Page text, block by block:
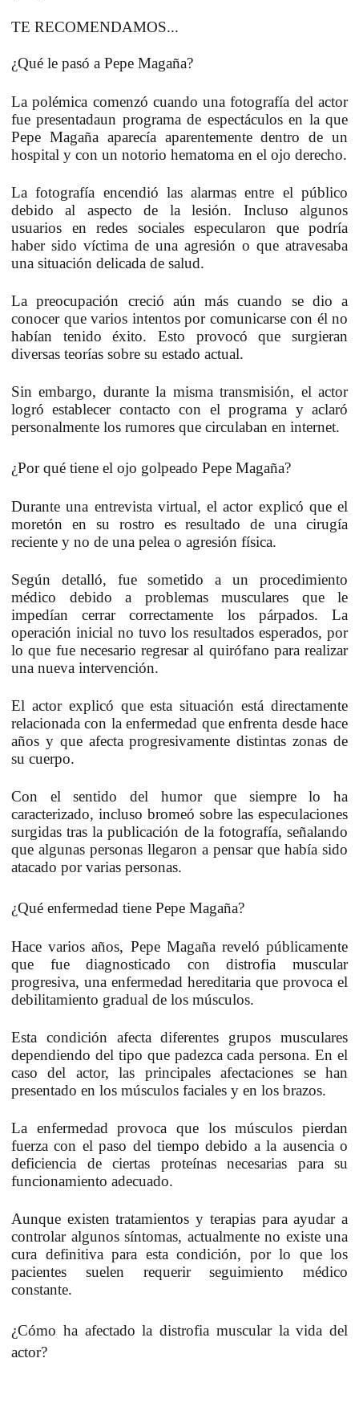
TE RECOMENDAMOS...
¿Qué le pasó a Pepe Magaña?
La polémica comenzó cuando una fotografía del actor
fue presentadaun programa de espectáculos en la que
Pepe Magaña aparecía aparentemente dentro de un
hospital y con un notorio hematoma en el ojo derecho.
La fotografía encendió las alarmas entre el público
debido al aspecto de la lesión. Incluso algunos
usuarios en redes sociales especularon que podría
haber sido víctima de una agresión o que atravesaba
una situación delicada de salud.
La preocupación creció aún más cuando se dio a
conocer que varios intentos por comunicarse con él no
habían tenido éxito. Esto provocó que surgieran
diversas teorías sobre su estado actual.
Sin embargo, durante la misma transmisión, el actor
logró establecer contacto con el programa y aclaró
personalmente los rumores que circulaban en internet.
¿Por qué tiene el ojo golpeado Pepe Magaña?
Durante una entrevista virtual, el actor explicó que el
moretón en su rostro es resultado de una cirugía
reciente y no de una pelea o agresión física.
Según detalló, fue sometido aun procedimiento
médico debido a problemas musculares que le
impedían cerrar correctamente los párpados. La
operación inicial no tuvo los resultados esperados, por
lo que fue necesario regresar al quirófano para realizar
una nueva intervención.
El actor explicó que esta situación está directamente
relacionada con la enfermedad que enfrenta desde hace
años y que afecta progresivamente distintas zonas de
su cuerpo.
Con el sentido del humor que siempre lo ha
caracterizado, incluso bromeó sobre las especulaciones
surgidas tras la publicación de la fotografía, señalando
que algunas personas llegaron a pensar que había sido
atacado por varias personas.
¿Qué enfermedad tiene Pepe Magaña?
Hace varios años, Pepe Magaña reveló públicamente
que fue diagnosticado con distrofia muscular
progresiva, una enfermedad hereditaria que provoca el
debilitamiento gradual de los músculos.
Esta condición afecta diferentes grupos musculares
dependiendo del tipo que padezca cada persona. En el
caso del actor, las principales afectaciones se han
presentado en los músculos faciales y en los brazos.
La enfermedad provoca que los músculos pierdan
fuerza con el paso del tiempo debido a la ausencia o
deficiencia de ciertas proteínas necesarias para su
funcionamiento adecuado.
Aunque existen tratamientos y terapias paraayudar a
controlar algunos síntomas, actualmente no existe una
cura definitiva para esta condición, por lo que los
pacientes suelen requerir seguimiento médico
constante.
¿Cómo ha afectado la distrofia muscular la vida del
actor?